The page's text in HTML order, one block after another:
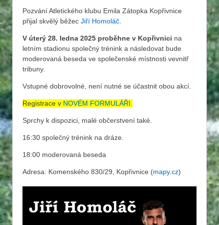
Pozvání Atletického klubu Emila Zátopka Kopřivnice
přijal skvělý běžec Jiří Homoláč
V úterý 28. ledna 2025 proběhne v Kopřivnici na
letním stadionu společný trénink a následovat bude
moderovaná beseda ve společenské místnosti vevnitř
tribuny.
Vstupné dobrovolné, není nutné se účastnit obou akcí.
Registrace v NOVÉM FORMULÁŘI
Sprchy k dispozici, malé občerstvení také.
16:30 společný trénink na dráze.
18:00 moderovaná beseda
Adresa: Komenského 830/29, Kopřivnice (mapy.cz)